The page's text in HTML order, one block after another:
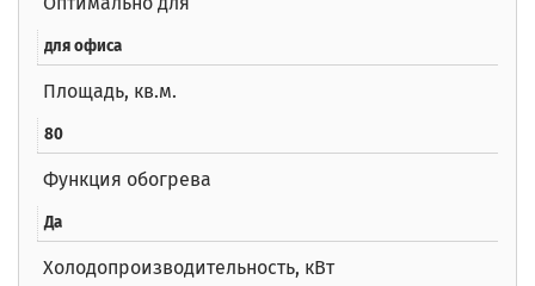
для офиса
Площадь, кв.м.
80
Функция обогрева
Да
Холодопроизводительность, кВт